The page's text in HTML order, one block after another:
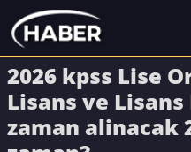
2026 kpss Lise
Lisans ve
zaman alinacak